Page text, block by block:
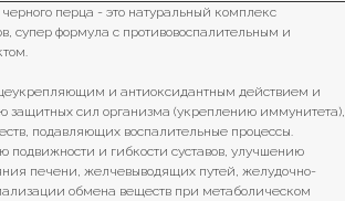
перца - это натуральный комплекс
супер формула с противовоспалительным и
и антиоксидантным действием и
защитных сил организма (укреплению иммунитета),
подавляющих воспалительные процессы.
подвижности и гибкости суставов, улучшению
печени, желчевыводящих путей, желудочно-
обмена веществ при метаболическом